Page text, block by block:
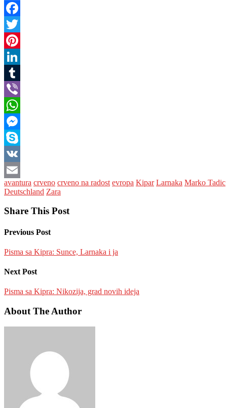
Facebook
Twitter
Pinterest
LinkedIn
Tumblr
Viber
WhatsApp
Messenger
Skype
VK
Email
avantura crveno crveno na radost evropa Kipar Larnaka Marko Tadic
Deutschland Zara
Share This Post
Previous Post
Pisma sa Kipra: Sunce, Larnaka i ja
Next Post
Pisma sa Kipra: Nikozija, grad novih ideja
About The Author